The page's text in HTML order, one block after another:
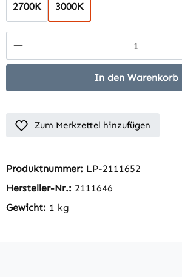
2700K 3000K
Produkt Anzahl: Gib den
In den Warenkorb
Zum Merkzettel hinzufügen
Produktnummer: LP-2111652
Hersteller-Nr.: 2111646
Gewicht: 1 kg